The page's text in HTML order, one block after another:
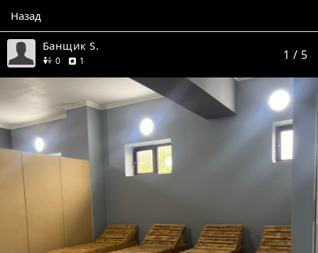
Назад
Банщик S.
0друзей
1 1 / 5